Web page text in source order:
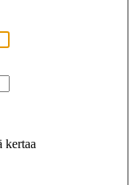
kertaa